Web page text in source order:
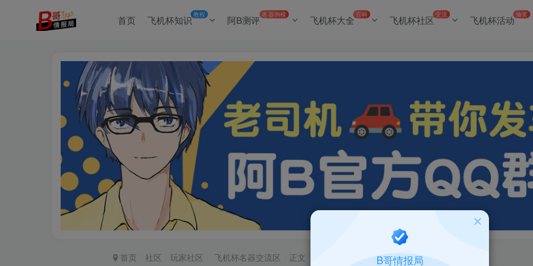
首页 飞机杯知识教程 阿B测评 名器倒模 飞机杯大全百科 飞机杯社区交流 飞机杯活动抽奖
首页 社区 玩家社区 飞机杯名器交流区 正文 B哥情报局